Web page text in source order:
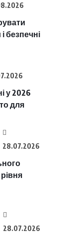
безпечні
у 2026
для
28.07.2026
28.07.2026